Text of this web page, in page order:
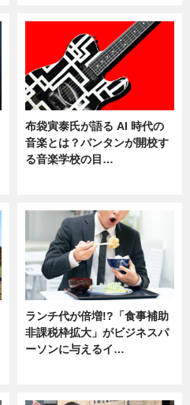
布袋寅泰氏が語る AI 時代の
音楽とは？バンタンが開校す
る音楽学校の目…
ランチ代が倍増!?「食事補助
非課税枠拡大」がビジネスパ
ーソンに与えるイ…